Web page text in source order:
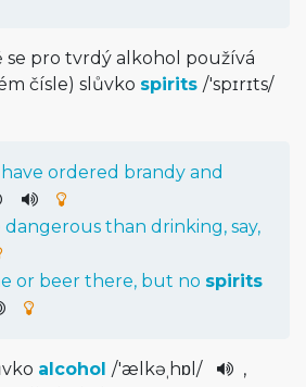
se pro tvrdý alkohol používá
čísle) slůvko spirits /'spɪrɪts/
have ordered brandy and
dangerous than drinking, say,
or beer there, but no spirits
alcohol /'ælkəˌhɒ­l /
,